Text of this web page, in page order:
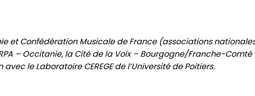
et Confédération Musicale de France (associations
– Occitanie, la Cité de la Voix – Bourgogne/Franche-
le Laboratoire CEREGE de l’Université de Poitiers.